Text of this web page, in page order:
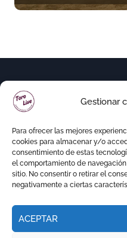
Gestionar
Para ofrecer las mejores
cookies para almacenar y/o
consentimiento de estas
el comportamiento de
sitio. No consentir o retirar el
negativamente a ciertas
ACEPTAR
la Feria de Gor